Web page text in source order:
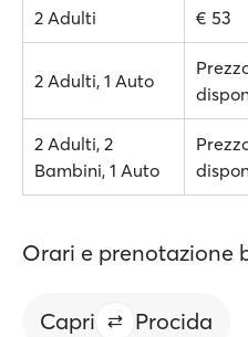
2 Adulti € 53
2 Adulti, 1 Auto
2 Adulti, 2
Bambini, 1 Auto
Orari e prenotazione
Capri Procida